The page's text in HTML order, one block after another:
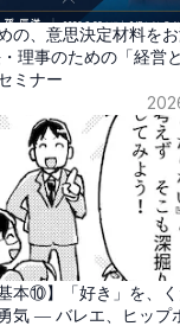
の、意思決定材料を
理事のための「経営
ミナー
基本⑩】「好き」を、
気 ― バレエ、ヒップ